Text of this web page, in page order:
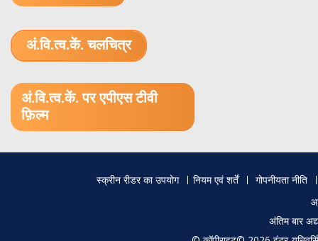
अं.वि.त्व.कें. चलचित्र
अं.वि.त्व.कें. पर एपीएस टीवी
फ़िल्म
स्क्रीन रीडर का उपयोग नियम एवं शर्तें
गोपनीयता नीति
अंतिम बार